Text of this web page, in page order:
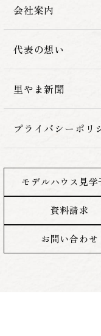
会社案内
代表の想い
里やま新聞
プライバシーポリ
モデルハウス見学
資料請求
お問い合わせ
２つ限定です）